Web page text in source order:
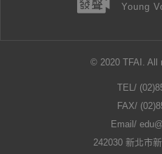
Young
© 2020 TFAI. All
TEL/
FAX/
Email/
242030 新北市